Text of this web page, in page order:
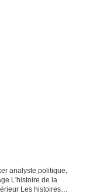
analyste politique,
L'histoire de la
Les histoires